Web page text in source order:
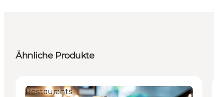
Ähnliche Produkte
Restaurants